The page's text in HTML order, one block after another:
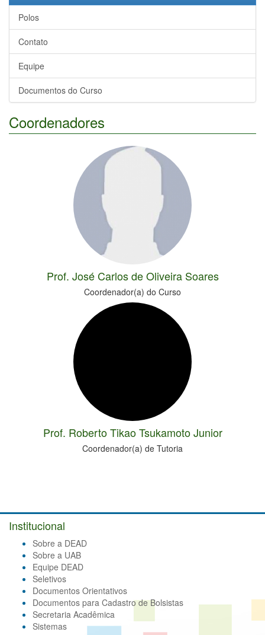
Polos
Contato
Equipe
Documentos do Curso
Coordenadores
Prof. José Carlos de Oliveira Soares
Coordenador(a) do Curso
Prof. Roberto Tikao Tsukamoto Junior
Coordenador(a) de Tutoria
Institucional
Sobre a DEAD
Sobre a UAB
Equipe DEAD
Seletivos
Documentos Orientativos
Documentos para Cadastro de Bolsistas
Secretaria Acadêmica
Sistemas